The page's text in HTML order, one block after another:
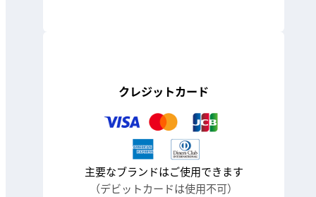
クレジットカード
主要なブランドはご使用できます
（デビットカードは使用不可）